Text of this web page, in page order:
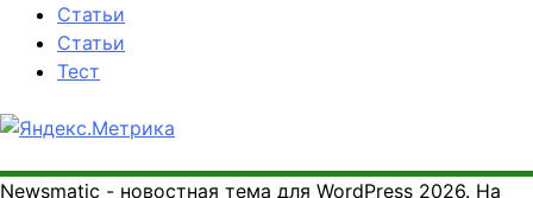
Статьи
Статьи
Тест
Newsmatic - новостная тема для WordPress 2026. На